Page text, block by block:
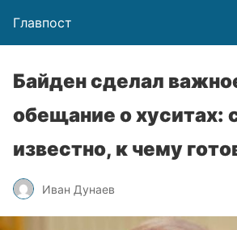
Главпост
Байден сделал
обещание о хуситах:
известно, к чему
Иван Дунаев